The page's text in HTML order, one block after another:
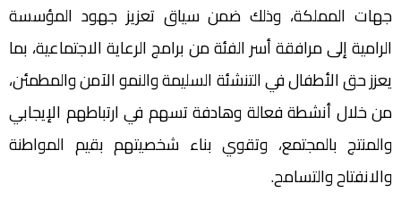
جهات المملكة، وذلك ضمن سياق تعزيز جهود المؤسسة
الرامية إلى مرافقة أسر الفئة من برامج الرعاية الاجتماعية، بما
يعزز حق الأطفال في التنشئة السليمة والنمو الآمن والمطمئن،
من خلال أنشطة فعالة وهادفة تسهم في ارتباطهم الإيجابي
والمنتج بالمجتمع، وتقوي بناء شخصيتهم بقيم المواطنة
والانفتاح والتسامح.